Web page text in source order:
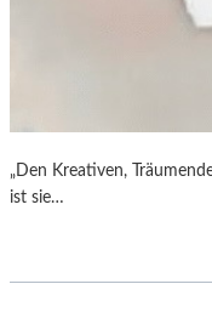
„Den Kreativen,
ist sie…